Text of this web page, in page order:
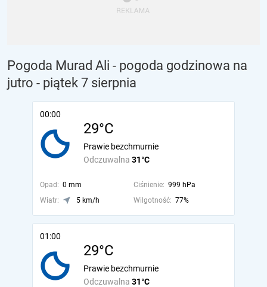
Pogoda Murad Ali - pogoda godzinowa na
jutro - piątek 7 sierpnia
00:00
29°C
Odczuwalna 31°C
Prawie bezchmurnie
Opad: 0 mm Ciśnienie: 999 hPa
Wiatr:
5 km/h Wilgotność: 77%
01:00
29°C
Odczuwalna 31°C
Prawie bezchmurnie